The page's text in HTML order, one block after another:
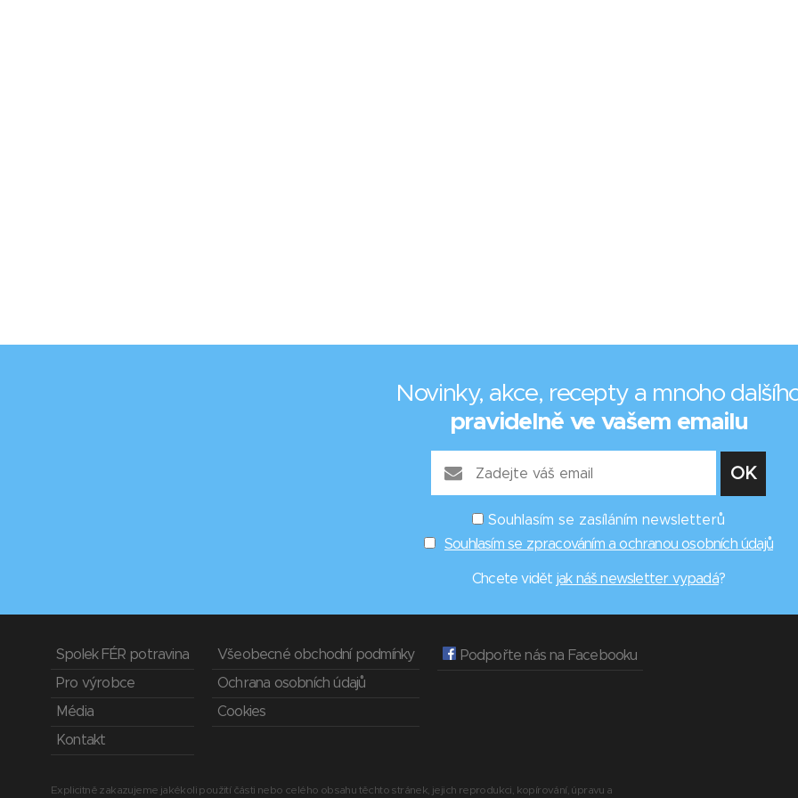
Novinky, akce, recepty a mnoho
pravidelně ve vašem emailu
Souhlasím se zasíláním newsletterů
Souhlasím se zpracováním a ochranou osobních údajů
Chcete vidět jak náš newsletter vypadá?
Spolek FÉR potravina
Pro výrobce
Média
Kontakt
Všeobecné obchodní podmínky
Ochrana osobních údajů
Cookies
Podpořte nás na Facebooku
Explicitně zakazujeme jakékoli použití části nebo celého obsahu těchto stránek, jejich reprodukci, kopírování, úpravu a